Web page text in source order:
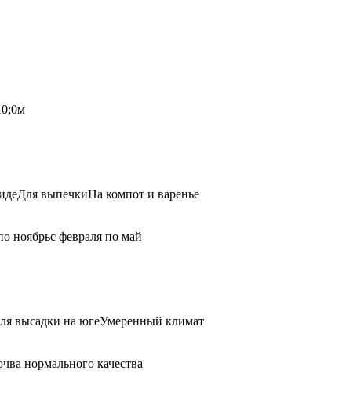
выпечкиНа компот и варенье
ноябрьс февраля по май
высадки на югеУмеренный климат
нормального качества